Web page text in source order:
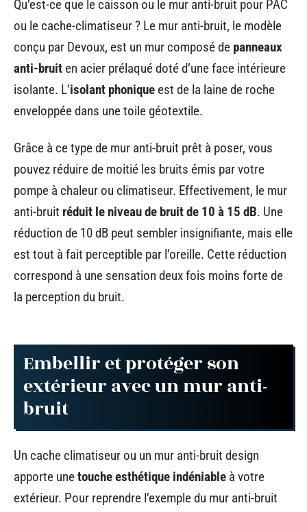
Qu’est-ce que le caisson ou le mur anti-bruit pour PAC
ou le cache-climatiseur ? Le mur anti-bruit, le modèle
conçu par Devoux, est un mur composé de panneaux
anti-bruit en acier prélaqué doté d’une face intérieure
isolante. L’isolant phonique est de la laine de roche
enveloppée dans une toile géotextile.
Grâce à ce type de mur anti-bruit prêt à poser, vous
pouvez réduire de moitié les bruits émis par votre
pompe à chaleur ou climatiseur. Effectivement, le mur
anti-bruit réduit le niveau de bruit de 10 à 15 dB. Une
réduction de 10 dB peut sembler insignifiante, mais elle
est tout à fait perceptible par l’oreille. Cette réduction
correspond à une sensation deux fois moins forte de
la perception du bruit.
Embellir et protéger son
extérieur avec un mur anti-
bruit
Un cache climatiseur ou un mur anti-bruit design
apporte unetouche esthétique indéniable à votre
extérieur. Pour reprendre l’exemple du mur anti-bruit